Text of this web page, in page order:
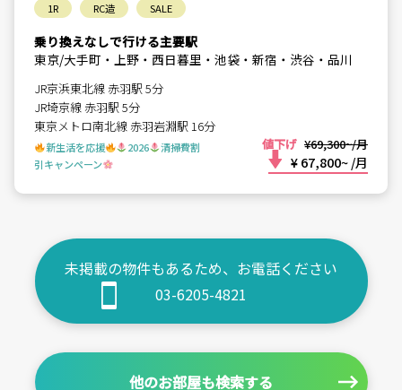
1R RC造 SALE
乗り換えなしで行ける主要駅
東京/大手町・上野・西日暮里・池袋・新宿・渋谷・品川
JR京浜東北線 赤羽駅 5分
JR埼京線 赤羽駅 5分
東京メトロ南北線 赤羽岩淵駅 16分
新生活を応援 2026
清掃費割
引キャンペーン
値下げ ¥69,300~/月
¥ 67,800~ /月
未掲載の物件もあるため、お電話ください
03-6205-4821
他のお部屋も検索する